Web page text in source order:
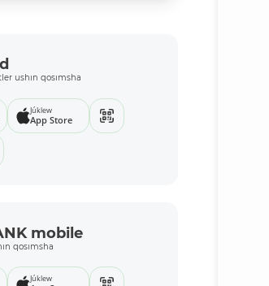
ushın qosımsha
Júklew
App Store
mobile
qosımsha
Júklew